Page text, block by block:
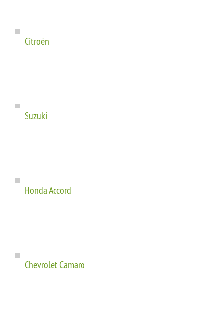
Citroën
Suzuki
Honda Accord
Chevrolet Camaro